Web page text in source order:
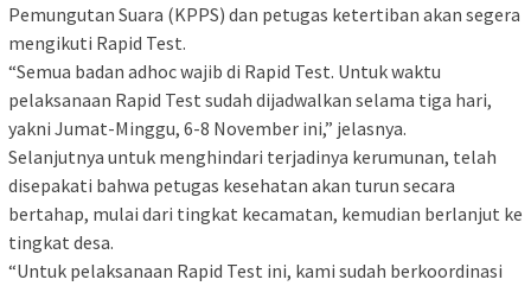
Pemungutan Suara (KPPS) dan petugas ketertiban akan segera
mengikuti Rapid Test.
“Semua badan adhoc wajib di Rapid Test. Untuk waktu
pelaksanaan Rapid Test sudah dijadwalkan selama tiga hari,
yakni Jumat-Minggu, 6-8 November ini,” jelasnya.
Selanjutnya untuk menghindari terjadinya kerumunan, telah
disepakati bahwa petugas kesehatan akan turun secara
bertahap, mulai dari tingkat kecamatan, kemudian berlanjut ke
tingkat desa.
“Untuk pelaksanaan Rapid Test ini, kami sudah berkoordinasi